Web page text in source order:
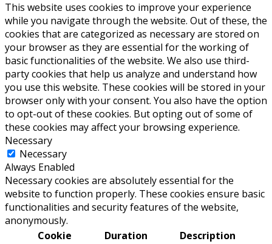
This website uses cookies to improve your experience
while you navigate through the website. Out of these, the
cookies that are categorized as necessary are stored on
your browser as they are essential for the working of
basic functionalities of the website. We also use third-
party cookies that help us analyze and understand how
you use this website. These cookies will be stored in your
browser only with your consent. You also have the option
to opt-out of these cookies. But opting out of some of
these cookies may affect your browsing experience.
Necessary
Necessary
Always Enabled
Necessary cookies are absolutely essential for the
website to function properly. These cookies ensure basic
functionalities and security features of the website,
anonymously.
Cookie
Duration Description